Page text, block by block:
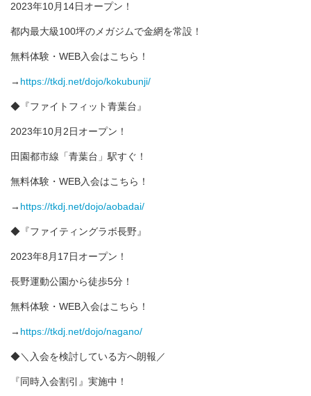
2023年10月14日オープン！
都内最大級100坪のメガジムで金網を常設！
無料体験・WEB入会はこちら！
→ https://tkdj.net/dojo/kokubunji/
◆『ファイトフィット青葉台』
2023年10月2日オープン！
田園都市線「青葉台」駅すぐ！
無料体験・WEB入会はこちら！
→ https://tkdj.net/dojo/aobadai/
◆『ファイティングラボ長野』
2023年8月17日オープン！
長野運動公園から徒歩5分！
無料体験・WEB入会はこちら！
→ https://tkdj.net/dojo/nagano/
◆＼入会を検討している方へ朗報／
『同時入会割引』実施中！